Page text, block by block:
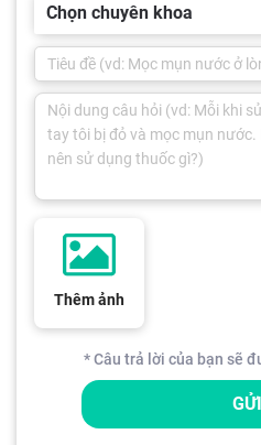
Chọn chuyên khoa
Thêm ảnh
* Câu trả lời của bạn sẽ
GỬI